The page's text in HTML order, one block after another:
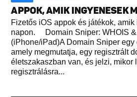
APPOK, AMIK INGYENESEK
Fizetős iOS appok és játékok,
napon. Domain Sniper: WHOIS
(iPhone/iPad)A Domain Sniper
amely megmutatja, egy regisztrált
életszakaszban van, és jelzi, mikor
regisztrálásra...